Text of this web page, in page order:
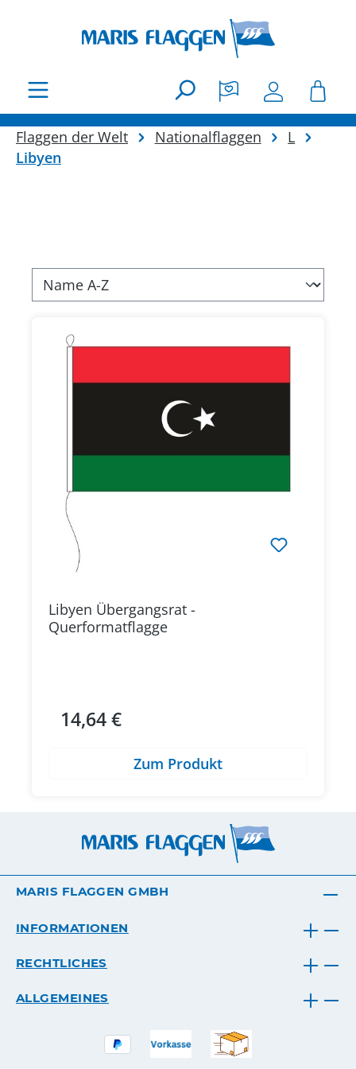
Flaggen der Welt Nationalflaggen
L
Libyen
Libyen Übergangsrat -
Querformatflagge
Regulärer Preis:
14,64 €
Zum Produkt
MARIS FLAGGEN GMBH
INFORMATIONEN
RECHTLICHES
ALLGEMEINES